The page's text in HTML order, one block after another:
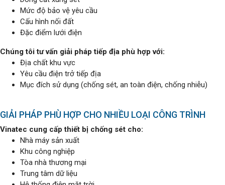
Mức độ bảo vệ yêu cầu
Cấu hình nối đất
Đặc điểm lưới điện
Chúng tôi tư vấn giải pháp tiếp địa phù hợp với:
Địa chất khu vực
Yêu cầu điện trở tiếp địa
Mục đích sử dụng (chống sét, an toàn điện, chống nhiễu)
GIẢI PHÁP PHÙ HỢP CHO NHIỀU LOẠI CÔNG TRÌNH
Vinatec cung cấp thiết bị chống sét cho:
Nhà máy sản xuất
Khu công nghiệp
Tòa nhà thương mại
Trung tâm dữ liệu